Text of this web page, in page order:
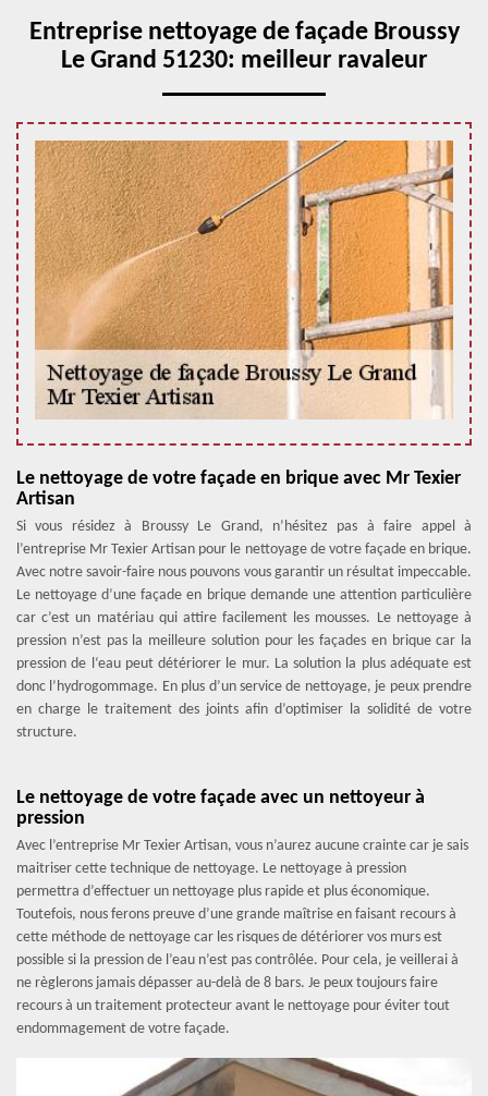
Entreprise nettoyage de façade Broussy
Le Grand 51230: meilleur ravaleur
Le nettoyage de votre façade en brique avec Mr Texier
Artisan
Si vous résidez à Broussy Le Grand, n’hésitez pas à faire appel à
l’entreprise Mr Texier Artisan pour le nettoyage de votre façade en brique.
Avec notre savoir-faire nous pouvons vous garantir un résultat impeccable.
Le nettoyage d’une façade en brique demande une attention particulière
car c’est un matériau qui attire facilement les mousses. Le nettoyage à
pression n’est pas la meilleure solution pour les façades en brique car la
pression de l‘eau peut détériorer le mur. La solution la plus adéquate est
donc l’hydrogommage. En plus d’un service de nettoyage, je peux prendre
en charge le traitement des joints afin d’optimiser la solidité de votre
structure.
Le nettoyage de votre façade avec un nettoyeur à
pression
Avec l’entreprise Mr Texier Artisan, vous n’aurez aucune crainte car je sais
maitriser cette technique de nettoyage. Le nettoyage à pression
permettra d’effectuer un nettoyage plus rapide et plus économique.
Toutefois, nous ferons preuve d’une grande maîtrise en faisant recours à
cette méthode de nettoyage car les risques de détériorer vos murs est
possible si la pression de l’eau n’est pas contrôlée. Pour cela, je veillerai à
ne règlerons jamais dépasser au-delà de 8 bars. Je peux toujours faire
recours à un traitement protecteur avant le nettoyage pour éviter tout
endommagement de votre façade.